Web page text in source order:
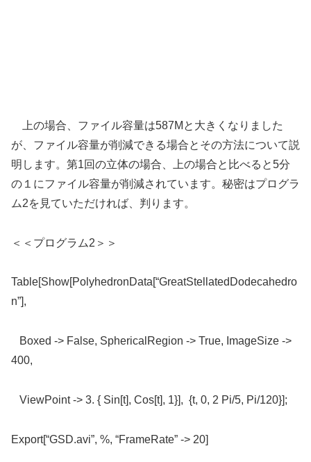
上の場合、ファイル容量は587Mと大きくなりました
が、ファイル容量が削減できる場合とその方法について説
明します。第1回の立体の場合、上の場合と比べると5分
の１にファイル容量が削減されています。秘密はプログラ
ム2を見ていただければ、判ります。
＜＜プログラム2＞＞
Table[Show[PolyhedronData[“GreatStellatedDodecahedro
n”],
Boxed -> False, SphericalRegion -> True, ImageSize ->
400,
ViewPoint -> 3. { Sin[t], Cos[t], 1}], {t, 0, 2 Pi/5, Pi/120}];
Export[“GSD.avi”, %, “FrameRate” -> 20]